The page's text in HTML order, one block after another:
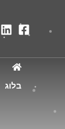
בלוג